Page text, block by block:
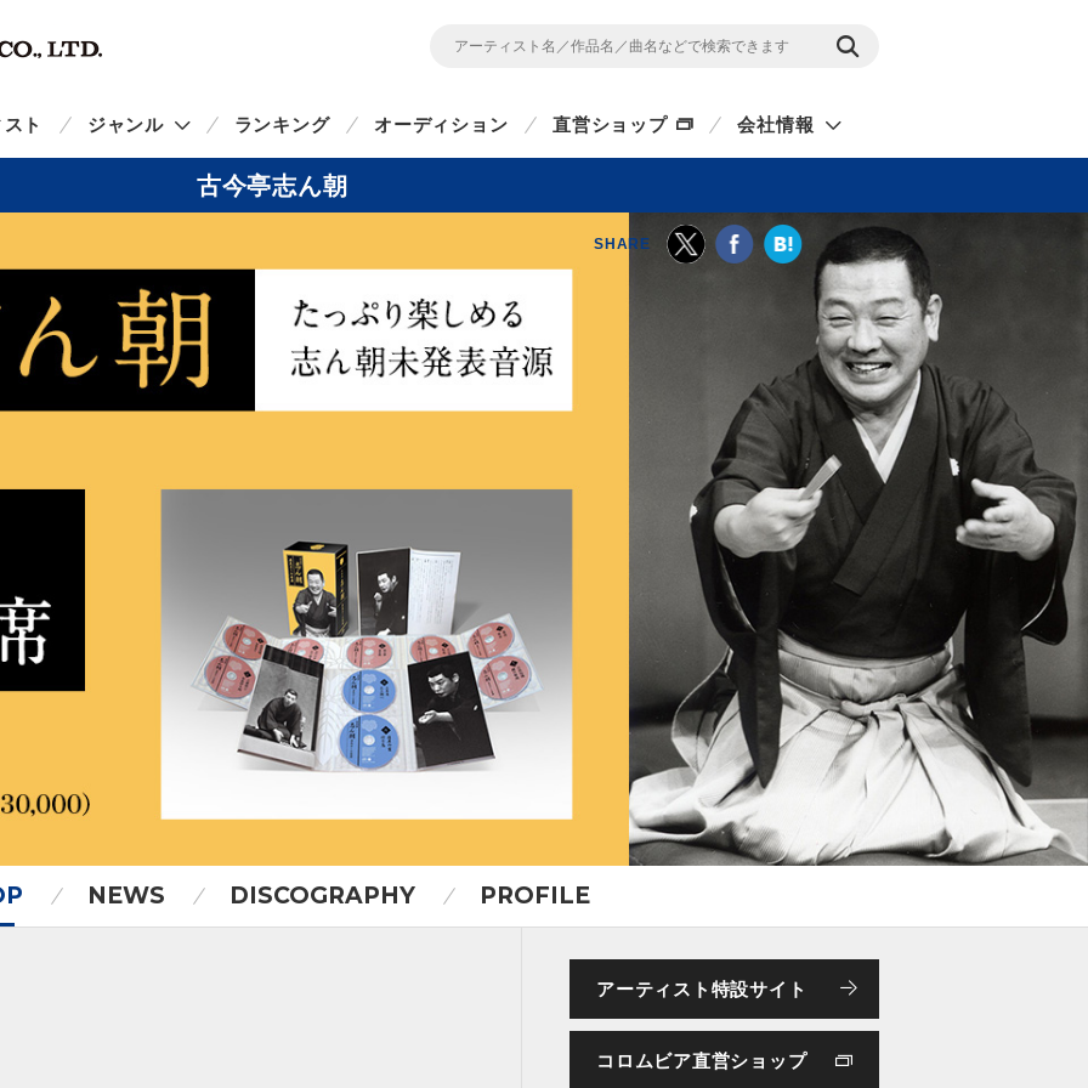
ト ジャンル ランキング オーディション 直営ショップ 会社情報
古今亭志ん朝
SHARE
NEWS DISCOGRAPHY PROFILE
アーティスト特設サイト
コロムビア直営ショップ